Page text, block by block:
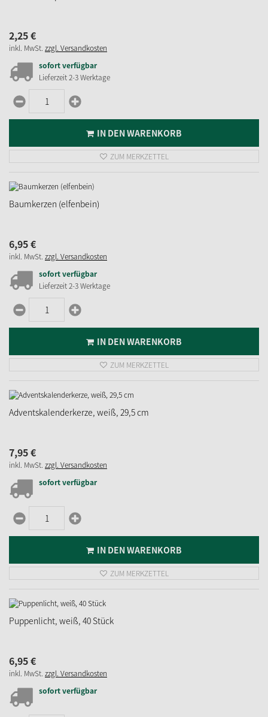
2,25€
inkl. MwSt. zzgl. Versandkosten
sofort verfügbar
Lieferzeit 2-3 Werktage
IN DEN WARENKORB
ZUM MERKZETTEL
Baumkerzen (elfenbein)
6,95€
inkl. MwSt. zzgl. Versandkosten
sofort verfügbar
Lieferzeit 2-3 Werktage
IN DEN WARENKORB
ZUM MERKZETTEL
Adventskalenderkerze, weiß, 29,5 cm
7,95€
inkl. MwSt. zzgl. Versandkosten
sofort verfügbar
IN DEN WARENKORB
ZUM MERKZETTEL
Puppenlicht, weiß, 40 Stück
6,95€
inkl. MwSt. zzgl. Versandkosten
sofort verfügbar